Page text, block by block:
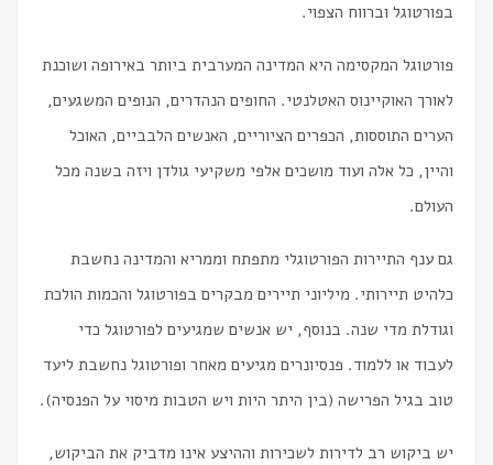
בפורטוגל וברווח הצפוי.
פורטוגל המקסימה היא המדינה המערבית ביותר באירופה ושוכנת
לאורך האוקיינוס האטלנטי. החופים הנהדרים, הנופים המשגעים,
הערים התוססות, הכפרים הציוריים, האנשים הלבביים, האוכל
והיין, כל אלה ועוד מושכים אלפי משקיעי גולדן ויזה בשנה מכל
העולם.
גם ענף התיירות הפורטוגלי מתפתח וממריא והמדינה נחשבת
כלהיט תיירותי. מיליוני תיירים מבקרים בפורטוגל והכמות הולכת
וגודלת מדי שנה. בנוסף, יש אנשים שמגיעים לפורטוגל כדי
לעבוד או ללמוד. פנסיונרים מגיעים מאחר ופורטוגל נחשבת ליעד
טוב בגיל הפרישה (בין היתר היות ויש הטבות מיסוי על הפנסיה).
יש ביקוש רב לדירות לשכירות וההיצע אינו מדביק את הביקוש,